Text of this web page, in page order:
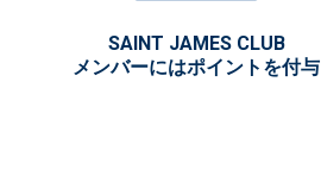
SAINT JAMES CLUB
メンバーにはポイントを付与